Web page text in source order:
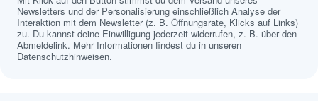
Newsletters und der Personalisierung einschließlich Analyse der
Interaktion mit dem Newsletter (z. B. Öffnungsrate, Klicks auf Links)
zu. Du kannst deine Einwilligung jederzeit widerrufen, z. B. über den
Abmeldelink. Mehr Informationen findest du in unseren
Datenschutzhinweisen.